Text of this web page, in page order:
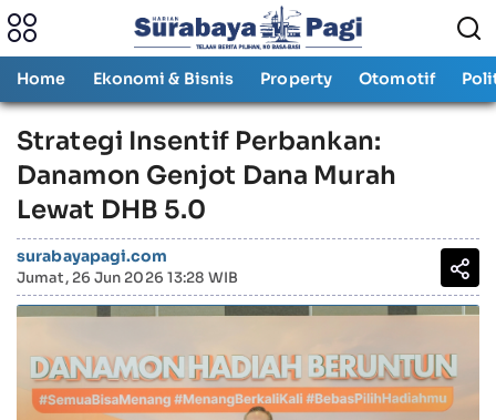
Home Ekonomi & Bisnis Property Otomotif
Strategi Insentif Perbankan:
Danamon Genjot Dana Murah
Lewat DHB 5.0
surabayapagi.com
Jumat, 26 Jun 2026 13:28 WIB